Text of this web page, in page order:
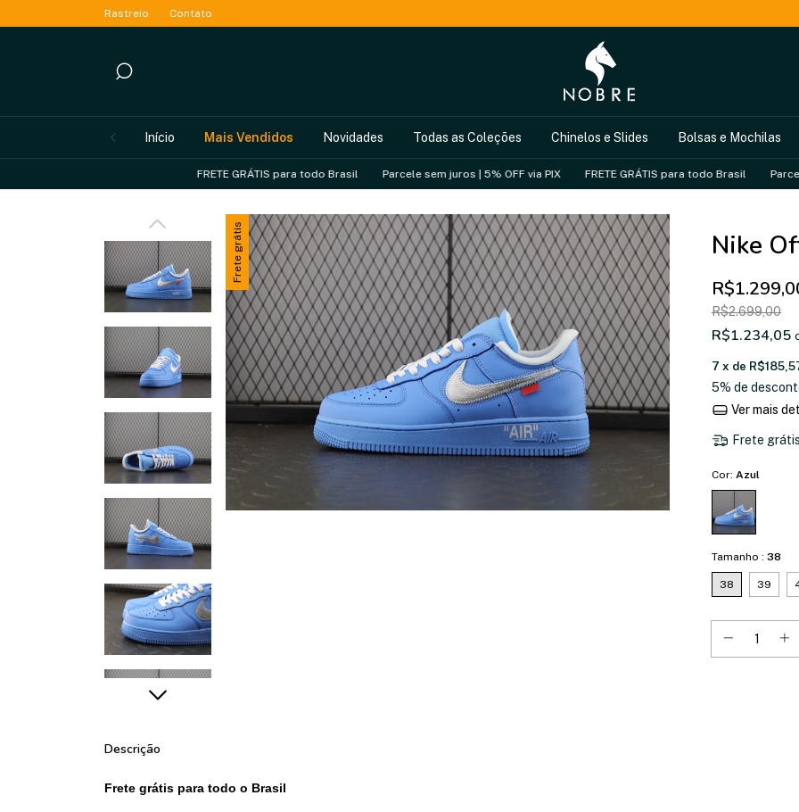
Rastreio Contato
Início Mais Vendidos Novidades Todas as Coleções Chinelos e Slides Bolsas e Mochilas
FRETE GRÁTIS para todo Brasil Parcele sem juros | 5% OFF via PIX FRETE GRÁTIS para todo Brasil Parcele sem
Frete grátis Nike
R$2.699,00
R$1.234,05
7 x de
5% de
Ver mais
Frete grátis
Cor: Azul
Tamanho : 38
38 39
Descrição
Frete grátis para todo o Brasil